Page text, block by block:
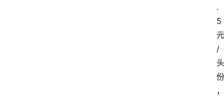
.
5
元
/
头
份
，